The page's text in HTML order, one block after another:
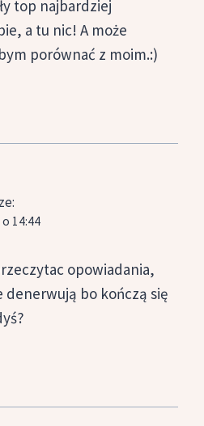
top najbardziej
a tu nic! A może
porównać z moim.:)
14:44
opowiadania,
denerwują bo kończą się